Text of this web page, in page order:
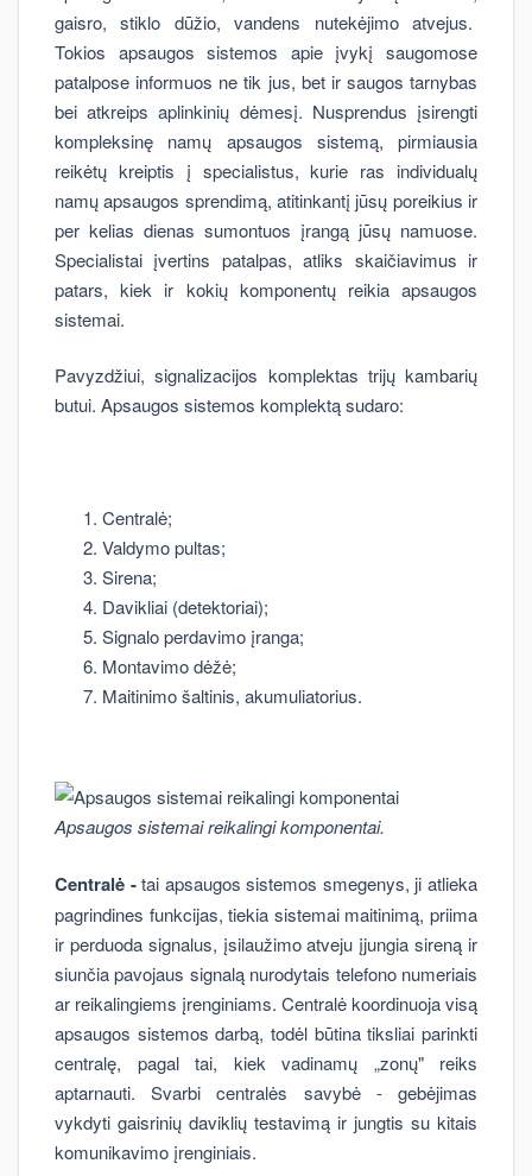
gaisro, stiklo dūžio, vandens nutekėjimo atvejus.
Tokios apsaugos sistemos apie įvykį saugomose
patalpose informuos ne tik jus, bet ir saugos tarnybas
bei atkreips aplinkinių dėmesį. Nusprendus įsirengti
kompleksinę namų apsaugos sistemą, pirmiausia
reikėtų kreiptis į specialistus, kurie ras individualų
namų apsaugos sprendimą, atitinkantį jūsų poreikius ir
per kelias dienas sumontuos įrangą jūsų namuose.
Specialistai įvertins patalpas, atliks skaičiavimus ir
patars, kiek ir kokių komponentų reikia apsaugos
sistemai.
Pavyzdžiui, signalizacijos komplektas trijų kambarių
butui. Apsaugos sistemos komplektą sudaro:
Centralė;
Valdymo pultas;
Sirena;
Davikliai (detektoriai);
Signalo perdavimo įranga;
Montavimo dėžė;
Maitinimo šaltinis, akumuliatorius.
Apsaugos sistemai reikalingi komponentai.
Centralė -tai apsaugos sistemos smegenys, ji atlieka
pagrindines funkcijas, tiekia sistemai maitinimą, priima
ir perduoda signalus, įsilaužimo atveju įjungia sireną ir
siunčia pavojaus signalą nurodytais telefono numeriais
ar reikalingiems įrenginiams. Centralė koordinuoja visą
apsaugos sistemos darbą, todėl būtina tiksliai parinkti
centralę, pagal tai, kiek vadinamų „zonų" reiks
aptarnauti. Svarbi centralės savybė - gebėjimas
vykdyti gaisrinių daviklių testavimą ir jungtis su kitais
komunikavimo įrenginiais.